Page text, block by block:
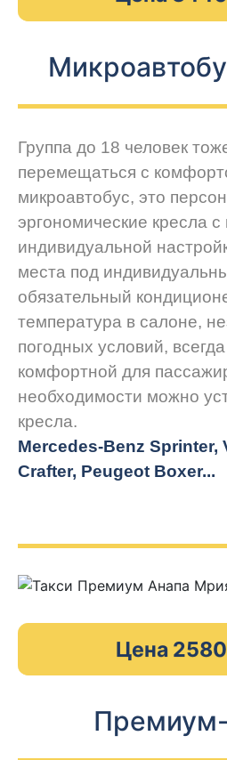
Группа до 18 человек
перемещаться с
микроавтобус, это
эргономические кресла
индивидуальной
места под
обязательный
температура в салоне,
погодных условий,
комфортной для
необходимости можно
кресла.
Mercedes-Benz Sprinter,
Crafter, Peugeot Boxer...
Цена